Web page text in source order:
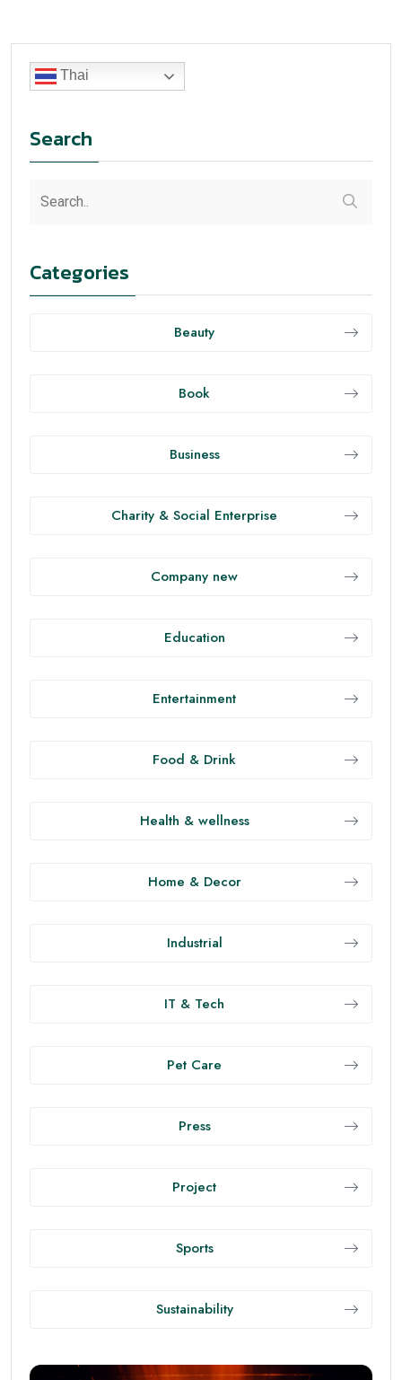
Thai
Search
Categories
Beauty
Book
Business
Charity & Social Enterprise
Company new
Education
Entertainment
Food & Drink
Health & wellness
Home & Decor
Industrial
IT & Tech
Pet Care
Press
Project
Sports
Sustainability